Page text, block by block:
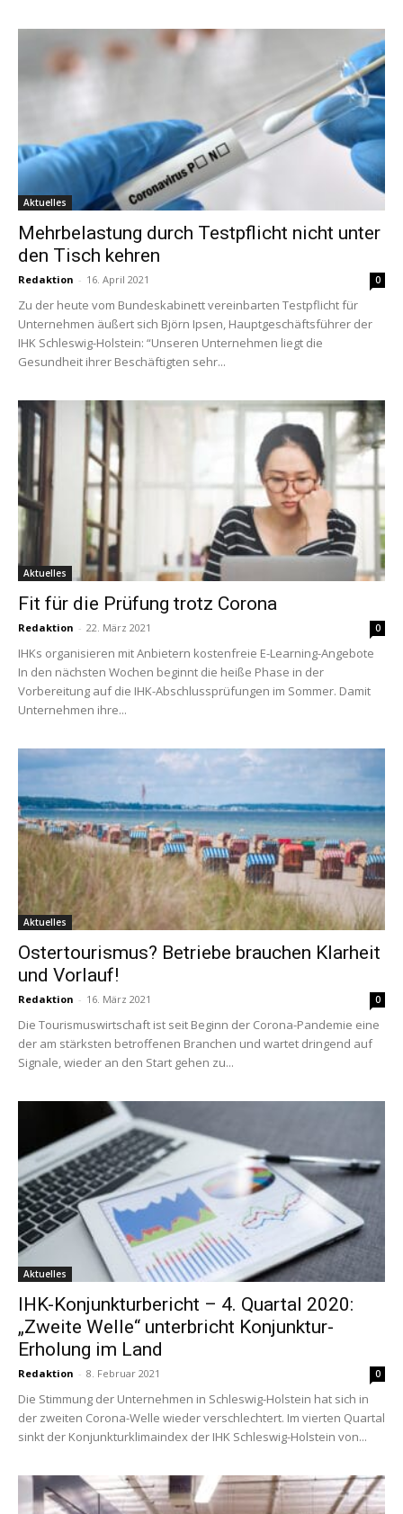
Aktuelles
Mehrbelastung durch Testpflicht nicht unter
den Tisch kehren
Redaktion - 16. April 2021 0
Zu der heute vom Bundeskabinett vereinbarten Testpflicht für
Unternehmen äußert sich Björn Ipsen, Hauptgeschäftsführer der
IHK Schleswig-Holstein: “Unseren Unternehmen liegt die
Gesundheit ihrer Beschäftigten sehr...
Aktuelles
Fit für die Prüfung trotz Corona
Redaktion - 22. März 2021 0
IHKs organisieren mit Anbietern kostenfreie E-Learning-Angebote
In den nächsten Wochen beginnt die heiße Phase in der
Vorbereitung auf die IHK-Abschlussprüfungen im Sommer. Damit
Unternehmen ihre...
Aktuelles
Ostertourismus? Betriebe brauchen Klarheit
und Vorlauf!
Redaktion - 16. März 2021 0
Die Tourismuswirtschaft ist seit Beginn der Corona-Pandemie eine
der am stärksten betroffenen Branchen und wartet dringend auf
Signale, wieder an den Start gehen zu...
Aktuelles
IHK-Konjunkturbericht – 4. Quartal 2020:
„Zweite Welle“ unterbricht Konjunktur-
Erholung im Land
Redaktion - 8. Februar 2021 0
Die Stimmung der Unternehmen in Schleswig-Holstein hat sich in
der zweiten Corona-Welle wieder verschlechtert. Im vierten Quartal
sinkt der Konjunkturklimaindex der IHK Schleswig-Holstein von...